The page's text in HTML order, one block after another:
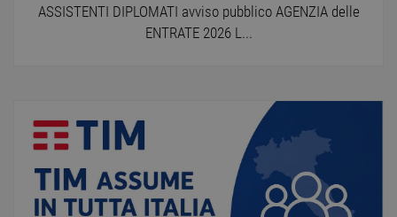
ASSISTENTI DIPLOMATI avviso pubblico AGENZIA delle
ENTRATE 2026 L...